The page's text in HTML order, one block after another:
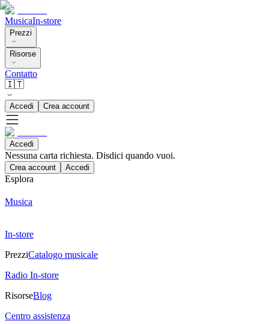
MusicaIn-store
Prezzi
Risorse
Contatto
🇮🇹
Accedi Crea account
Accedi
Nessuna carta richiesta. Disdici quando vuoi.
Crea account Accedi
Esplora
Musica
In-store
PrezziCatalogo musicale
Radio In-store
RisorseBlog
Centro assistenza